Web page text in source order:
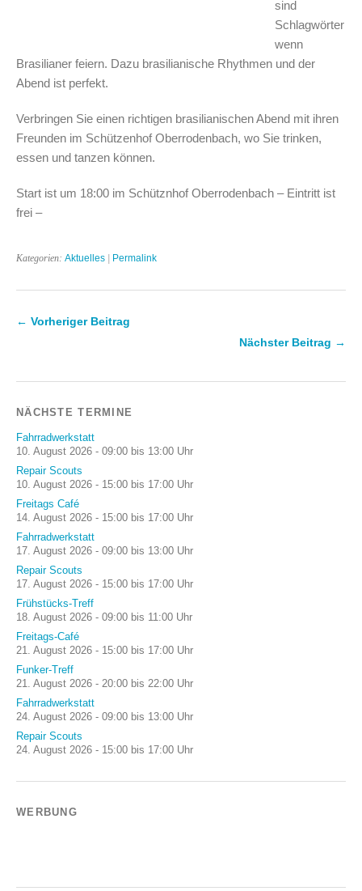
sind
Schlagwörter
wenn
Brasilianer feiern. Dazu brasilianische Rhythmen und der
Abend ist perfekt.
Verbringen Sie einen richtigen brasilianischen Abend mit ihren
Freunden im Schützenhof Oberrodenbach, wo Sie trinken,
essen und tanzen können.
Start ist um 18:00 im Schütznhof Oberrodenbach – Eintritt ist
frei –
Kategorien: Aktuelles | Permalink
← Vorheriger Beitrag
Nächster Beitrag →
NÄCHSTE TERMINE
Fahrradwerkstatt
10. August 2026 - 09:00 bis 13:00 Uhr
Repair Scouts
10. August 2026 - 15:00 bis 17:00 Uhr
Freitags Café
14. August 2026 - 15:00 bis 17:00 Uhr
Fahrradwerkstatt
17. August 2026 - 09:00 bis 13:00 Uhr
Repair Scouts
17. August 2026 - 15:00 bis 17:00 Uhr
Frühstücks-Treff
18. August 2026 - 09:00 bis 11:00 Uhr
Freitags-Café
21. August 2026 - 15:00 bis 17:00 Uhr
Funker-Treff
21. August 2026 - 20:00 bis 22:00 Uhr
Fahrradwerkstatt
24. August 2026 - 09:00 bis 13:00 Uhr
Repair Scouts
24. August 2026 - 15:00 bis 17:00 Uhr
WERBUNG